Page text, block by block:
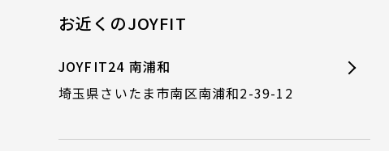
お近くのJOYFIT
JOYFIT24 南浦和
埼玉県さいたま市南区南浦和2-39-12